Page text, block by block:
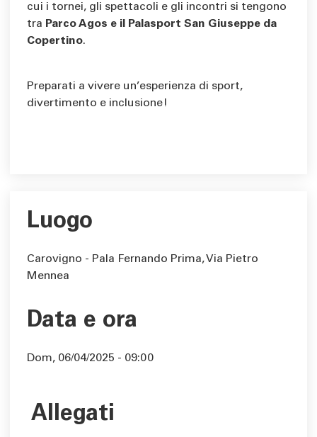
cui i tornei, gli spettacoli e gli incontri si tengono
tra Parco Agos e il Palasport San Giuseppe da
Copertino.
Preparati a vivere un’esperienza di sport,
divertimento e inclusione!
Luogo
Carovigno - Pala Fernando Prima, Via Pietro
Mennea
Data e ora
Dom, 06/04/2025 - 09:00
Allegati